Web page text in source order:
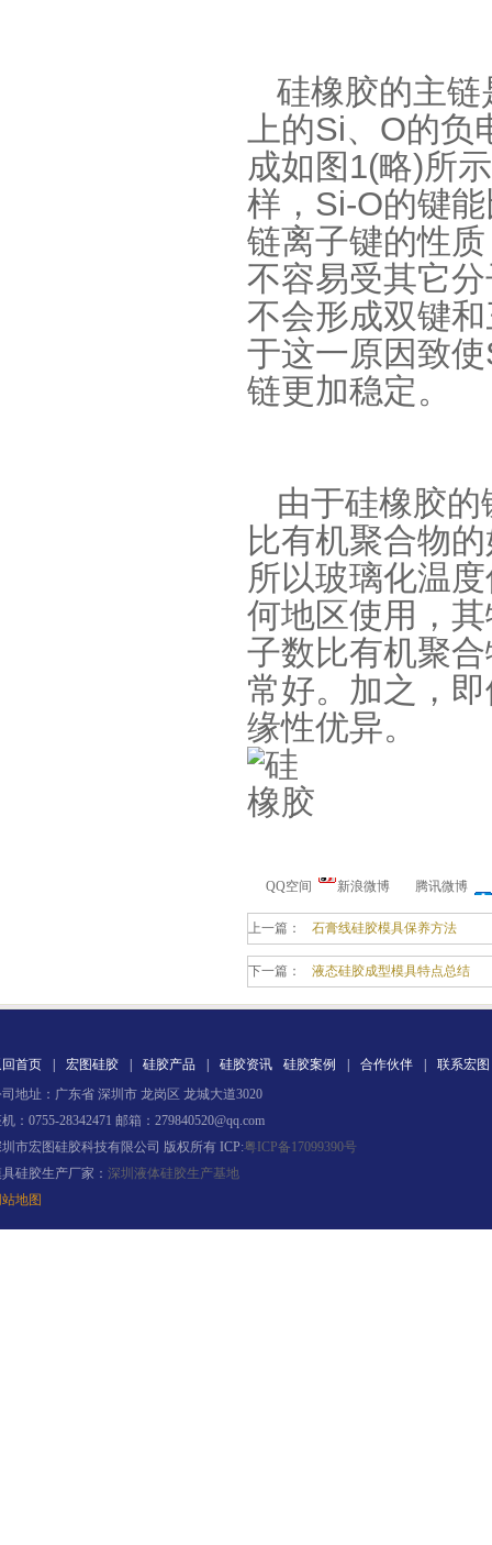
加成型液体硅橡胶
硅橡胶的主链
上的Si、 O的负
成如图 1(略)所
样， Si-O的键
链离子键的性
不容易受其它
不会形成双键
于这一原因致使
链更加稳定。
由于硅橡胶的
比有机聚合物
所以玻璃化温
何地区使用，
子数比有机聚
常好。加之，
缘性优异。
QQ空间 新浪微博 腾讯微博
上一篇： 石膏线硅胶模具保养方法
下一篇： 液态硅胶成型模具特点总结
首页 宏图硅胶 硅胶产品 硅胶资讯 硅胶案例 合作伙伴
联系宏图
地址：广东省 深圳市 龙岗区 龙城大道3020
：0755-28342471 邮箱：279840520@qq.com
市宏图硅胶科技有限公司 版权所有 ICP:粤ICP备17099390号
硅胶生产厂家： 深圳液体硅胶生产基地
地图